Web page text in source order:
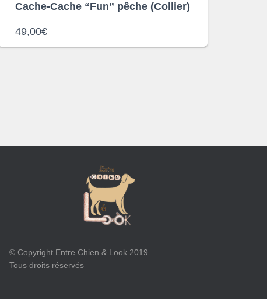
Cache-Cache “Fun” pêche (Collier)
49,00€
© Copyright Entre Chien & Look 2019
Tous droits réservés